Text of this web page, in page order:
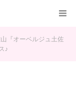
『オーベルジュ土佐
♪